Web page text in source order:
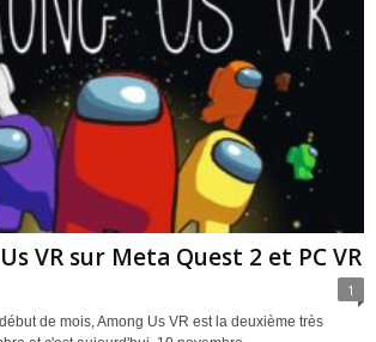
VR sur Meta Quest 2 et PC VR
1
de mois, Among Us VR est la deuxième très